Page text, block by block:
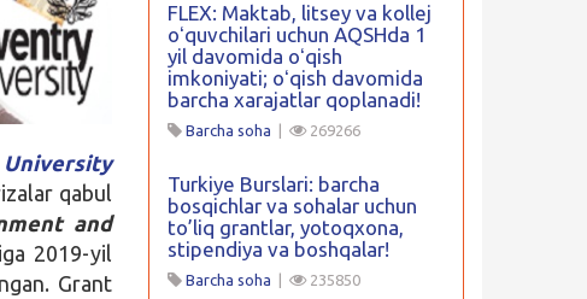
qabul
and
2019-yil
Grant
FLEX: Maktab, litsey va kollej
oʻquvchilari uchun AQSHda 1
yil davomida oʻqish
imkoniyati; oʻqish davomida
barcha xarajatlar qoplanadi!
Barcha soha 269266
Turkiye Burslari: barcha
bosqichlar va sohalar uchun
to’liq grantlar, yotoqxona,
stipendiya va boshqalar!
Barcha soha 235850